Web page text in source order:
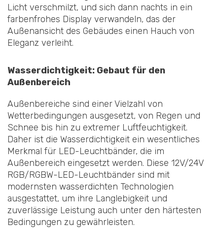
Licht verschmilzt, und sich dann nachts in ein
farbenfrohes Display verwandeln, das der
Außenansicht des Gebäudes einen Hauch von
Eleganz verleiht.
Wasserdichtigkeit: Gebaut für den
Außenbereich
Außenbereiche sind einer Vielzahl von
Wetterbedingungen ausgesetzt, von Regen und
Schnee bis hin zu extremer Luftfeuchtigkeit.
Daher ist die Wasserdichtigkeit ein wesentliches
Merkmal für LED-Leuchtbänder, die im
Außenbereich eingesetzt werden. Diese 12V/24V
RGB/RGBW-LED-Leuchtbänder sind mit
modernsten wasserdichten Technologien
ausgestattet, um ihre Langlebigkeit und
zuverlässige Leistung auch unter den härtesten
Bedingungen zu gewährleisten.